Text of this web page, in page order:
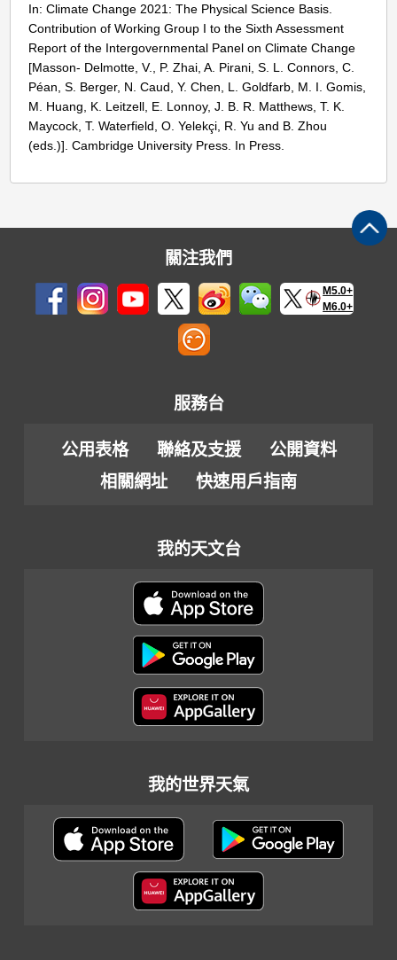
In: Climate Change 2021: The Physical Science Basis.
Contribution of Working Group I to the Sixth Assessment
Report of the Intergovernmental Panel on Climate Change
[Masson- Delmotte, V., P. Zhai, A. Pirani, S. L. Connors, C.
Péan, S. Berger, N. Caud, Y. Chen, L. Goldfarb, M. I. Gomis,
M. Huang, K. Leitzell, E. Lonnoy, J. B. R. Matthews, T. K.
Maycock, T. Waterfield, O. Yelekçi, R. Yu and B. Zhou
(eds.)]. Cambridge University Press. In Press.
關注我們
M5.0+
M6.0+
服務台
公用表格 聯絡及支援
公開資料
相關網址
快速用戶指南
我的天文台
我的世界天氣